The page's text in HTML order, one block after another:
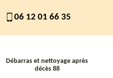
06 12 01 66 35
Débarras et nettoyage après
décès 88